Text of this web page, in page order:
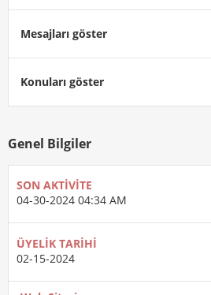
Mesajları göster
Konuları göster
Genel Bilgiler
SON AKTIVITE
04-30-2024 04:34 AM
ÜYELIK TARIHI
02-15-2024